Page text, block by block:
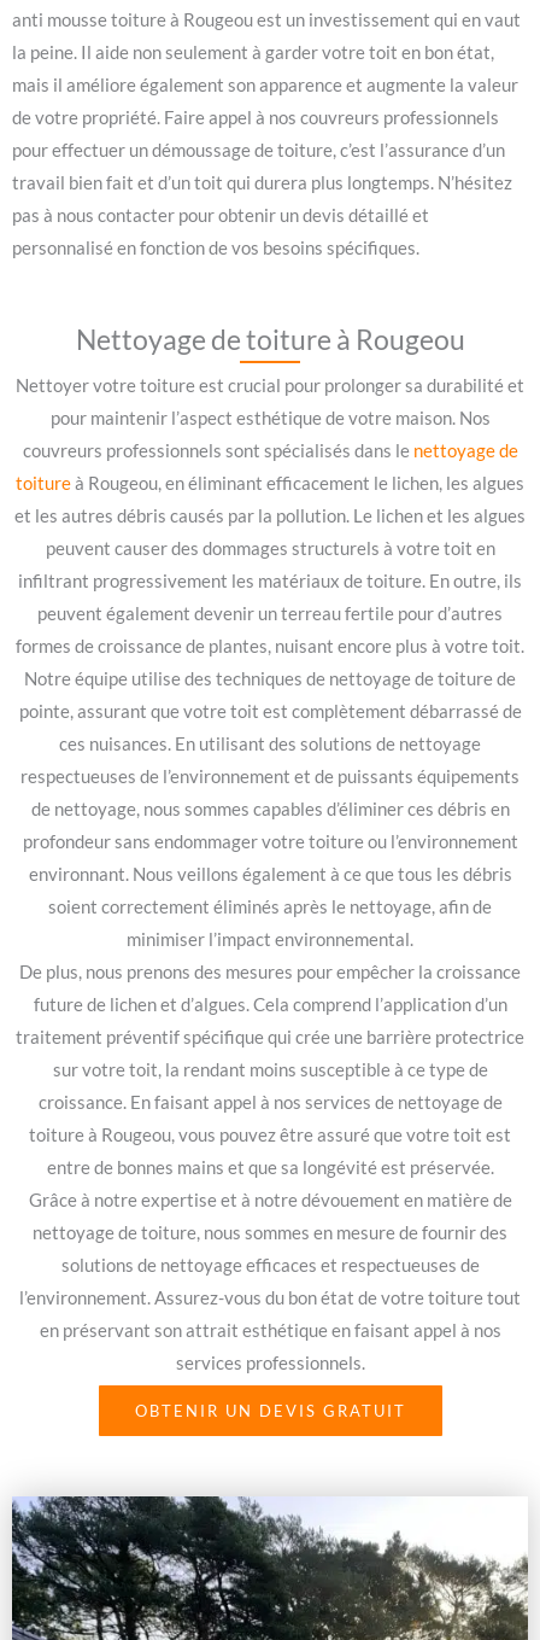
anti mousse toiture à Rougeou est un investissement qui en vaut
la peine. Il aide non seulement à garder votre toit en bon état,
mais il améliore également son apparence et augmente la valeur
de votre propriété. Faire appel à nos couvreurs professionnels
pour effectuer un démoussage de toiture, c’est l’assurance d’un
travail bien fait et d’un toit qui durera plus longtemps. N’hésitez
pas à nous contacter pour obtenir un devis détaillé et
personnalisé en fonction de vos besoins spécifiques.
Nettoyage de toiture à Rougeou
Nettoyer votre toiture est crucial pour prolonger sa durabilité et
pour maintenir l’aspect esthétique de votre maison. Nos
couvreurs professionnels sont spécialisés dans le nettoyage de
toitureà Rougeou, en éliminant efficacement le lichen, les algues
et les autres débris causés par la pollution. Le lichen et les algues
peuvent causer des dommages structurels à votre toit en
infiltrant progressivement les matériaux de toiture. En outre, ils
peuvent également devenir un terreau fertile pour d’autres
formes de croissance de plantes, nuisant encore plus à votre toit.
Notre équipe utilise des techniques de nettoyage de toiture de
pointe, assurant que votre toit est complètement débarrassé de
ces nuisances. En utilisant des solutions de nettoyage
respectueuses de l’environnement et de puissants équipements
de nettoyage, nous sommes capables d’éliminer ces débris en
profondeur sans endommager votre toiture ou l’environnement
environnant. Nous veillons également à ce que tous les débris
soient correctement éliminés après le nettoyage, afin de
minimiser l’impact environnemental.
De plus, nous prenons des mesures pour empêcher la croissance
future de lichen et d’algues. Cela comprend l’application d’un
traitement préventif spécifique qui crée une barrière protectrice
sur votre toit, la rendant moins susceptible à ce type de
croissance. En faisant appel à nos services de nettoyage de
toiture à Rougeou, vous pouvez être assuré que votre toit est
entre de bonnes mains et que sa longévité est préservée.
Grâce à notre expertise et à notre dévouement en matière de
nettoyage de toiture, nous sommes en mesure de fournir des
solutions de nettoyage efficaces et respectueuses de
l’environnement. Assurez-vous du bon état de votre toiture tout
en préservant son attrait esthétique en faisant appel à nos
services professionnels.
OBTENIR UN DEVIS GRATUIT